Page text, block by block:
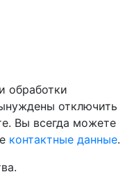
обработки
отключить
Вы всегда можете
контактные данные.